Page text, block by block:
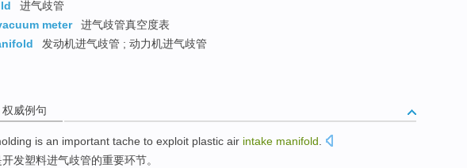
进气歧管
meter
进气歧管真空度表
发动机进气歧管 ; 动力机进气歧管
权威例句
is an important tache to exploit plastic air intake manifold
开发塑料进气歧管的重要环节。